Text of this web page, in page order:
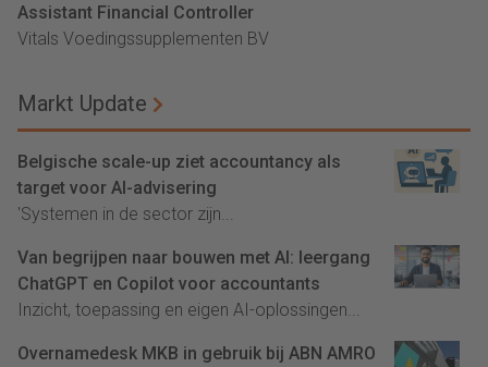
Assistant Financial Controller
Vitals Voedingssupplementen BV
Markt Update
Belgische scale-up ziet accountancy als
target voor AI-advisering
'Systemen in de sector zijn...
Van begrijpen naar bouwen met AI: leergang
ChatGPT en Copilot voor accountants
Inzicht, toepassing en eigen AI-oplossingen...
Overnamedesk MKB in gebruik bij ABN AMRO